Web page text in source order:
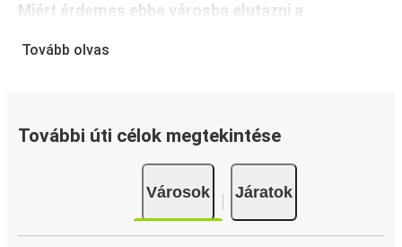
Miért érdemes ebbe városba elutazni a
olyan fedélzeti szolgáltatásainkkal, mint az ingyenes wifi
és a csatlakozóaljzatok. Foglaláskor válaszd ki kedvenc
ülőhelyed, és utazz teljes nyugalomban, mert a jegyed
fedezi a kézipoggyászodat és egy feladott poggyászt is.
Hogyan foglalj ebből innen vagy ide: Zólyom
Tovább olvas
További úti célok megtekintése
Városok Járatok